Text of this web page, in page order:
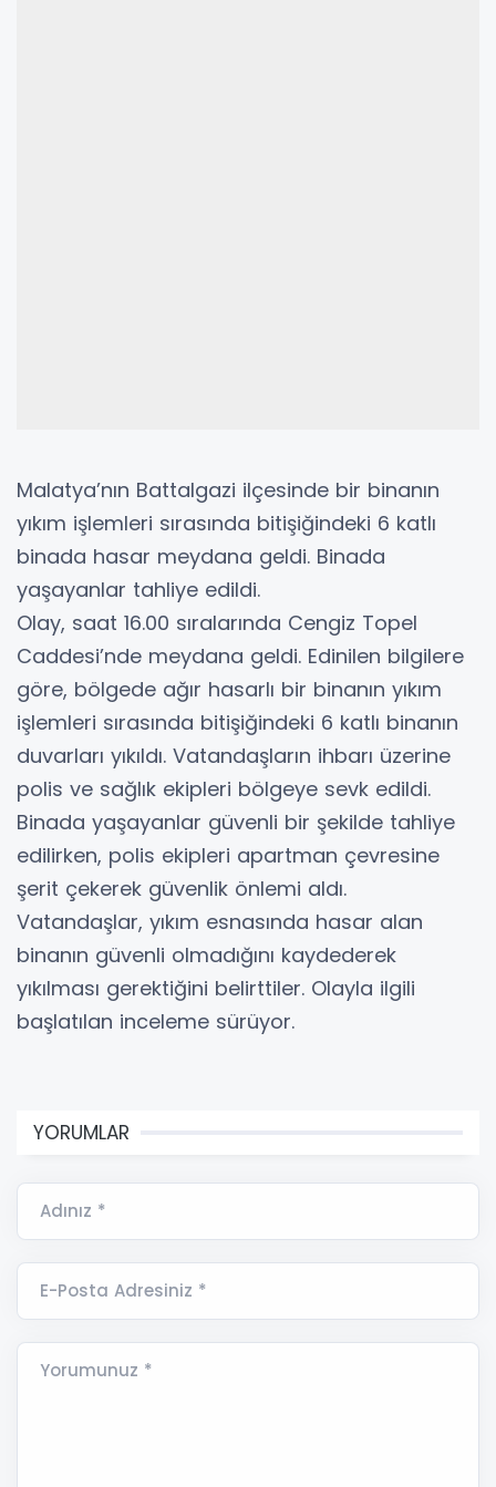
Malatya’nın Battalgazi ilçesinde bir binanın
yıkım işlemleri sırasında bitişiğindeki 6 katlı
binada hasar meydana geldi. Binada
yaşayanlar tahliye edildi.
Olay, saat 16.00 sıralarında Cengiz Topel
Caddesi’nde meydana geldi. Edinilen bilgilere
göre, bölgede ağır hasarlı bir binanın yıkım
işlemleri sırasında bitişiğindeki 6 katlı binanın
duvarları yıkıldı. Vatandaşların ihbarı üzerine
polis ve sağlık ekipleri bölgeye sevk edildi.
Binada yaşayanlar güvenli bir şekilde tahliye
edilirken, polis ekipleri apartman çevresine
şerit çekerek güvenlik önlemi aldı.
Vatandaşlar, yıkım esnasında hasar alan
binanın güvenli olmadığını kaydederek
yıkılması gerektiğini belirttiler. Olayla ilgili
başlatılan inceleme sürüyor.
YORUMLAR
Adınız *
E-Posta Adresiniz *
Yorumunuz *